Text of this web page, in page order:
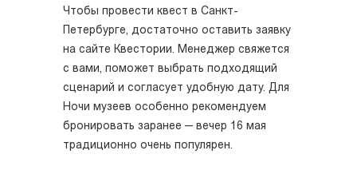
Чтобы провести квест в Санкт-
Петербурге, достаточно оставить заявку
на сайте Квестории. Менеджер свяжется
с вами, поможет выбрать подходящий
сценарий и согласует удобную дату. Для
Ночи музеев особенно рекомендуем
бронировать заранее — вечер 16 мая
традиционно очень популярен.